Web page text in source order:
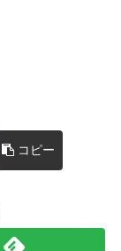
コピー